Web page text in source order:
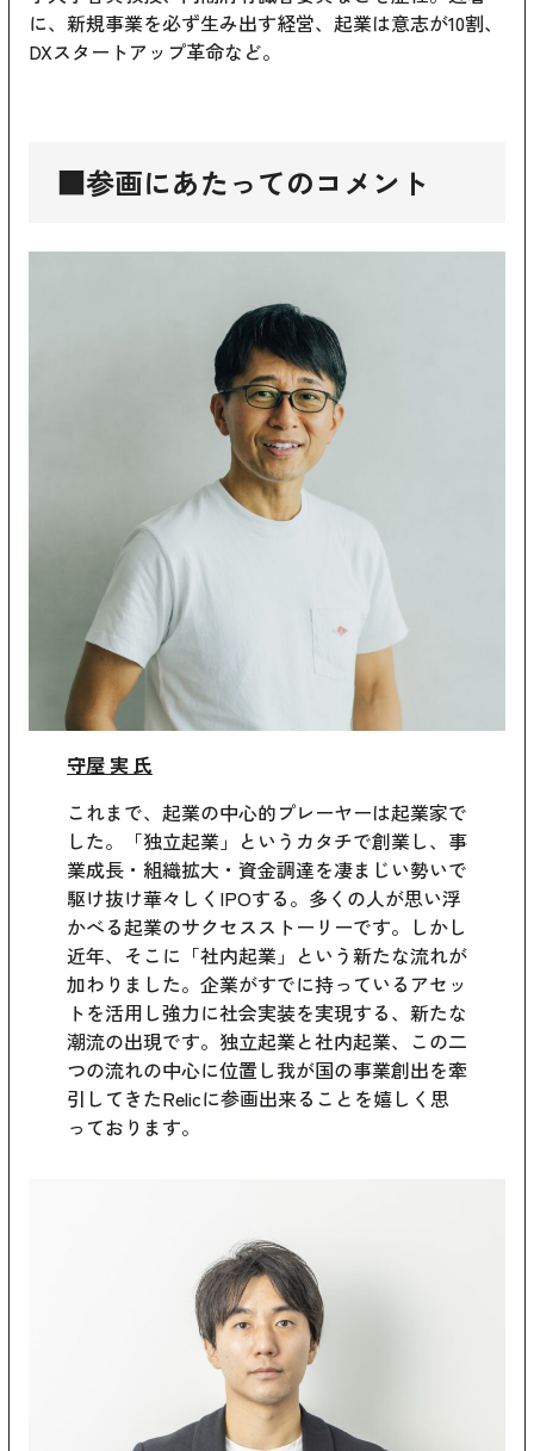
に、新規事業を必ず生み出す経営、起業は意志が10割、
DXスタートアップ革命など。
■参画にあたってのコメント
守屋 実 氏
これまで、起業の中心的プレーヤーは起業家で
した。「独立起業」というカタチで創業し、事
業成長・組織拡大・資金調達を凄まじい勢いで
駆け抜け華々しくIPOする。多くの人が思い浮
かべる起業のサクセスストーリーです。しかし
近年、そこに「社内起業」という新たな流れが
加わりました。企業がすでに持っているアセッ
トを活用し強力に社会実装を実現する、新たな
潮流の出現です。独立起業と社内起業、この二
つの流れの中心に位置し我が国の事業創出を牽
引してきたRelicに参画出来ることを嬉しく思
っております。